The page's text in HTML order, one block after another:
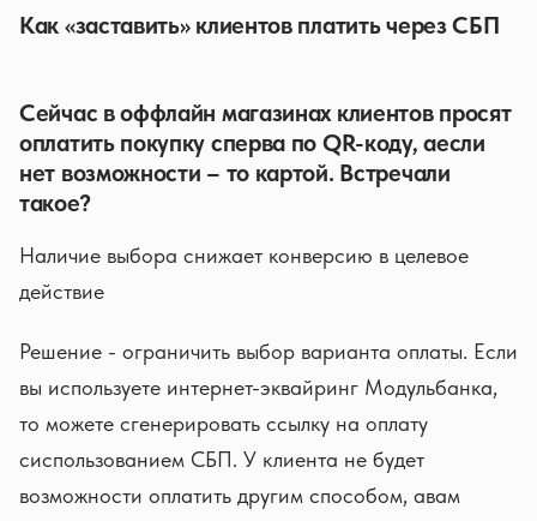
Как «заставить» клиентов платить через СБП
Сейчас в оффлайн магазинах клиентов просят
оплатить покупку сперва по QR-коду, аесли
нет возможности – то картой. Встречали
такое?
Наличие выбора снижает конверсию в целевое
действие
Решение - ограничить выбор варианта оплаты. Если
вы используете интернет-эквайринг Модульбанка,
то можете сгенерировать ссылку на оплату
сиспользованием СБП. У клиента не будет
возможности оплатить другим способом, авам